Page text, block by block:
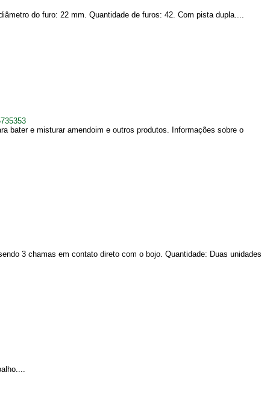
do furo: 22 mm. Quantidade de furos: 42. Com pista dupla....
bater e misturar amendoim e outros produtos. Informações sobre o
3 chamas em contato direto com o bojo. Quantidade: Duas unidades